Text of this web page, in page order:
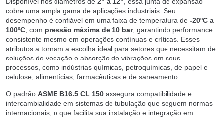
Disponível nos diâmetros de 2” a 12”, essa junta de expansão
cobre uma ampla gama de aplicações industriais. Seu
desempenho é confiável em uma faixa de temperatura de -20ºC a
100ºC, com pressão máxima de 10 bar, garantindo performance
consistente mesmo em operações contínuas e críticas. Esses
atributos a tornam a escolha ideal para setores que necessitam de
soluções de vedação e absorção de vibrações em seus
processos, como indústrias químicas, petroquímicas, de papel e
celulose, alimentícias, farmacêuticas e de saneamento.
O padrão ASME B16.5 CL 150 assegura compatibilidade e
intercambialidade em sistemas de tubulação que seguem normas
internacionais, o que facilita sua instalação e integração em